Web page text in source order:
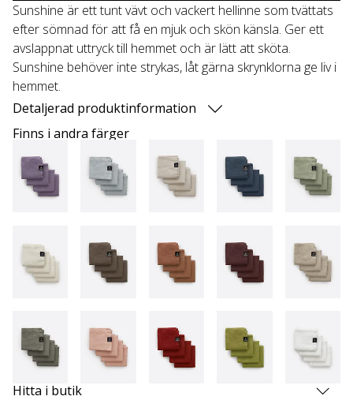
Sunshine är ett tunt vävt och vackert hellinne som tvättats
efter sömnad för att få en mjuk och skön känsla. Ger ett
avslappnat uttryck till hemmet och är lätt att sköta.
Sunshine behöver inte strykas, låt gärna skrynklorna ge liv i
hemmet.
Detaljerad produktinformation
Finns i andra färger
Hitta i butik